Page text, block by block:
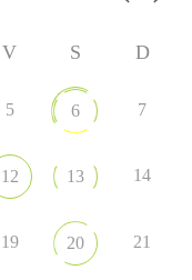
V S D
5 6 7
12 13 14
19 20 21